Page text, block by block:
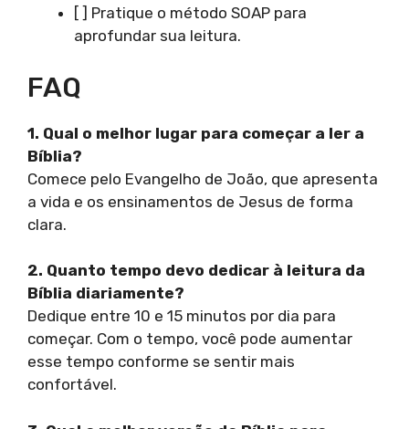
[ ] Pratique o método SOAP para
aprofundar sua leitura.
FAQ
1. Qual o melhor lugar para começar a ler a
Bíblia?
Comece pelo Evangelho de João, que apresenta
a vida e os ensinamentos de Jesus de forma
clara.
2. Quanto tempo devo dedicar à leitura da
Bíblia diariamente?
Dedique entre 10 e 15 minutos por dia para
começar. Com o tempo, você pode aumentar
esse tempo conforme se sentir mais
confortável.